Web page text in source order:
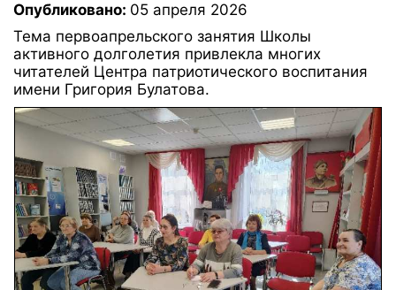
Опубликовано: 05 апреля 2026
Тема первоапрельского занятия Школы
активного долголетия привлекла многих
читателей Центра патриотического воспитания
имени Григория Булатова.